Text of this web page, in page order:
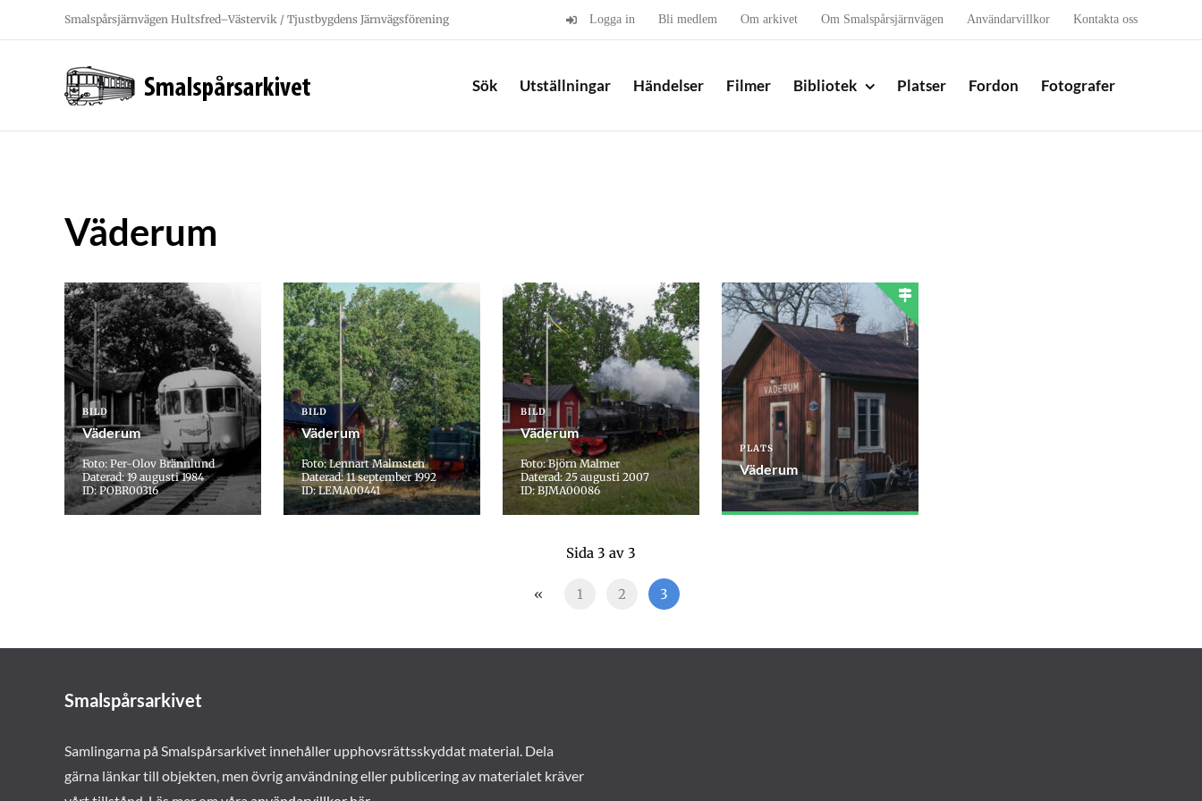
Smalspårsjärnvägen Hultsfred–Västervik / Tjustbygdens Järnvägsförening Logga in Bli medlem Om arkivet Om Smalspårsjärnvägen Användarvillkor Kontakta oss
Sök Utställningar Händelser Filmer Bibliotek Platser Fordon Fotografer
Väderum
BILD
Väderum
Foto: Per-Olov Brännlund
Daterad: 19 augusti 1984
ID: POBR00316
BILD
Väderum
Foto: Lennart Malmsten
Daterad: 11 september 1992
ID: LEMA00441
BILD
Väderum
Foto: Björn Malmer
Daterad: 25 augusti 2007
ID: BJMA00086
PLATS
Väderum
Sida 3 av 3
« 1 2 3
Smalspårsarkivet
Samlingarna på Smalspårsarkivet innehåller upphovsrättsskyddat material. Dela
gärna länkar till objekten, men övrig användning eller publicering av materialet kräver